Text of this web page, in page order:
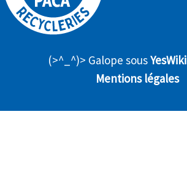
(>^_^)> Galope sousYesWiki
Mentions légales